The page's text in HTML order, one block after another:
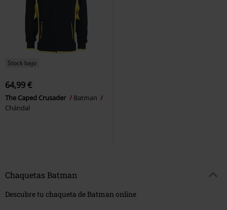
Stock bajo
64,99 €
The Caped Crusader
Batman
Chándal
Chaquetas Batman
Descubre tu chaqueta de Batman online